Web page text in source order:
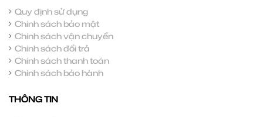
Quy định sử dụng
Chính sách bảo mật
Chính sách vận chuyển
Chính sách đổi trả
Chính sách thanh toán
Chính sách bảo hành
THÔNG TIN